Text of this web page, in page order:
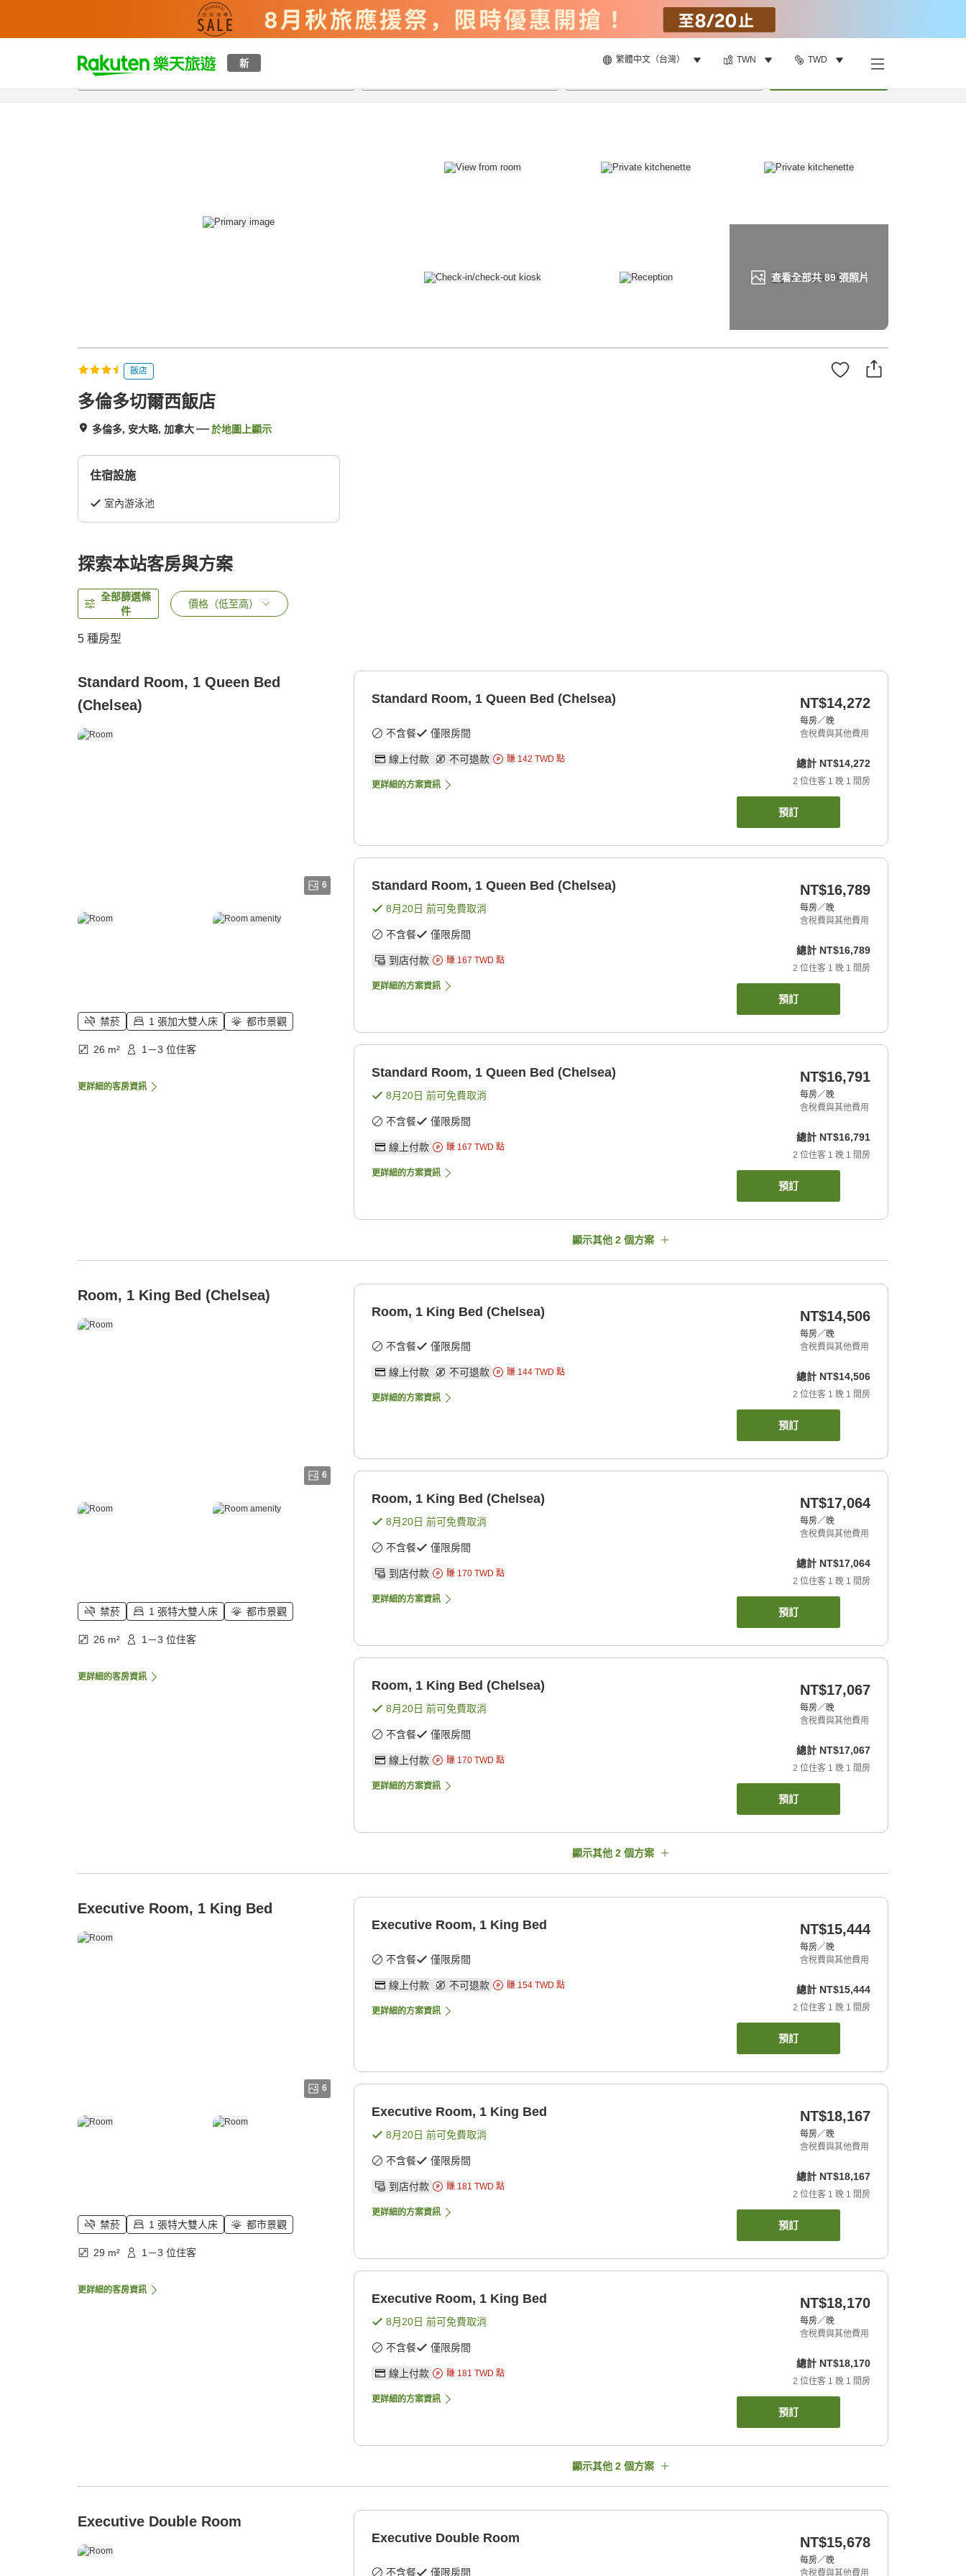
新 繁體中文（台灣） TWN TWD
t
p
查看全部共89張照片
總覽客房與方案評語設施
飯店
多倫多切爾西飯店
多倫多, 安大略, 加拿大 於地圖上顯示
住宿設施
室內游泳池
探索本站客房與方案
全部篩選條
件
價格（低至高）
5 種房型
Standard Room, 1 Queen Bed
(Chelsea)
6
禁菸 1 張加大雙人床 都市景觀
26 m² 1－3 位住客
更詳細的客房資訊
Standard Room, 1 Queen Bed (Chelsea)
不含餐 僅限房間
線上付款 不可退款 賺 142 TWD 點
更詳細的方案資訊
NT$14,272
每房／晚
含稅費與其他費用
總計 NT$14,272
2 位住客 1 晚 1 間房
預訂
Standard Room, 1 Queen Bed (Chelsea)
8月20日 前可免費取消
不含餐 僅限房間
到店付款 賺 167 TWD 點
更詳細的方案資訊
NT$16,789
每房／晚
含稅費與其他費用
總計 NT$16,789
2 位住客 1 晚 1 間房
預訂
Standard Room, 1 Queen Bed (Chelsea)
8月20日 前可免費取消
不含餐 僅限房間
線上付款 賺 167 TWD 點
更詳細的方案資訊
NT$16,791
每房／晚
含稅費與其他費用
總計 NT$16,791
2 位住客 1 晚 1 間房
預訂
顯示其他 2 個方案
Room, 1 King Bed (Chelsea)
6
禁菸 1 張特大雙人床 都市景觀
26 m² 1－3 位住客
更詳細的客房資訊
Room, 1 King Bed (Chelsea)
不含餐 僅限房間
線上付款 不可退款 賺 144 TWD 點
更詳細的方案資訊
NT$14,506
每房／晚
含稅費與其他費用
總計 NT$14,506
2 位住客 1 晚 1 間房
預訂
Room, 1 King Bed (Chelsea)
8月20日 前可免費取消
不含餐 僅限房間
到店付款 賺 170 TWD 點
更詳細的方案資訊
NT$17,064
每房／晚
含稅費與其他費用
總計 NT$17,064
2 位住客 1 晚 1 間房
預訂
Room, 1 King Bed (Chelsea)
8月20日 前可免費取消
不含餐 僅限房間
線上付款 賺 170 TWD 點
更詳細的方案資訊
NT$17,067
每房／晚
含稅費與其他費用
總計 NT$17,067
2 位住客 1 晚 1 間房
預訂
顯示其他 2 個方案
Executive Room, 1 King Bed
6
禁菸 1 張特大雙人床 都市景觀
29 m² 1－3 位住客
更詳細的客房資訊
Executive Room, 1 King Bed
不含餐 僅限房間
線上付款 不可退款 賺 154 TWD 點
更詳細的方案資訊
NT$15,444
每房／晚
含稅費與其他費用
總計 NT$15,444
2 位住客 1 晚 1 間房
預訂
Executive Room, 1 King Bed
8月20日 前可免費取消
不含餐 僅限房間
到店付款 賺 181 TWD 點
更詳細的方案資訊
NT$18,167
每房／晚
含稅費與其他費用
總計 NT$18,167
2 位住客 1 晚 1 間房
預訂
Executive Room, 1 King Bed
8月20日 前可免費取消
不含餐 僅限房間
線上付款 賺 181 TWD 點
更詳細的方案資訊
NT$18,170
每房／晚
含稅費與其他費用
總計 NT$18,170
2 位住客 1 晚 1 間房
預訂
顯示其他 2 個方案
Executive Double Room
Executive Double Room
不含餐 僅限房間
NT$15,678
每房／晚
含稅費與其他費用